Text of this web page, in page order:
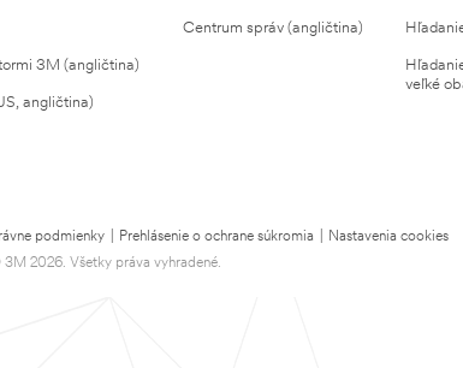
3M (angličtina)
angličtina)
Centrum správ (angličtina)
veľké
podmienky Prehlásenie o ochrane súkromia
Nastavenia cookies
2026. Všetky práva vyhradené.